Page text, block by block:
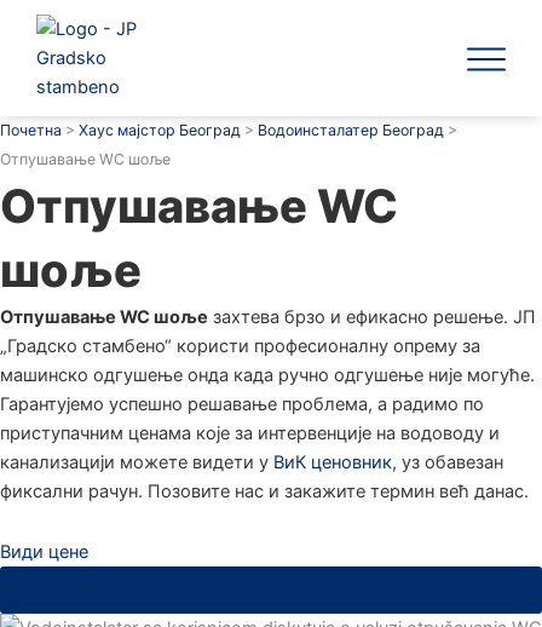
Пређи
садржај
Почетна > Хаус мајстор Београд > Водоинсталатер Београд >
Отпушавање WC шоље
Отпушавање WC
шоље
Отпушавање WC шоље захтева брзо и ефикасно решење. ЈП
„Градско стамбено“ користи професионалну опрему за
машинско одгушење онда када ручно одгушење није могуће.
Гарантујемо успешно решавање проблема, а радимо по
приступачним ценама које за интервенције на водоводу и
канализацији можете видети у ВиК ценовник, уз обавезан
фиксални рачун. Позовите нас и закажите термин већ данас.
Види цене